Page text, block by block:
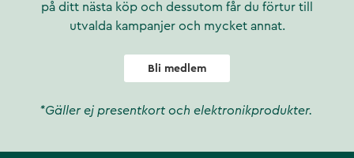
på ditt nästa köp och dessutom får du förtur till
utvalda kampanjer och mycket annat.
Bli medlem
*Gäller ej presentkort och elektronikprodukter.